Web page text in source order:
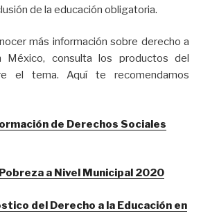
de la educación obligatoria.
más información sobre derecho a
México, consulta los productos del
el tema. Aquí te recomendamos
de Derechos Sociales
a Nivel Municipal 2020
del Derecho a la Educación en